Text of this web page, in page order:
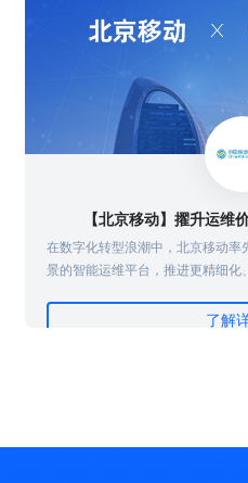
【北京移动】擢升运维
在数字化转型浪潮中，北京移动率
景的智能运维平台，推进更精细化
行，并建设完善的运维开发能力，
了解